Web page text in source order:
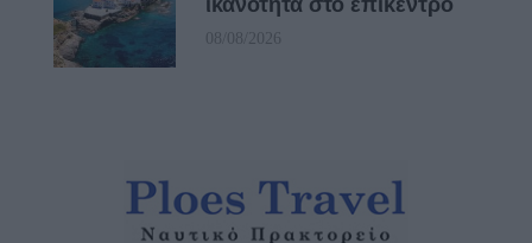
ικανότητα στο επίκεντρο
08/08/2026